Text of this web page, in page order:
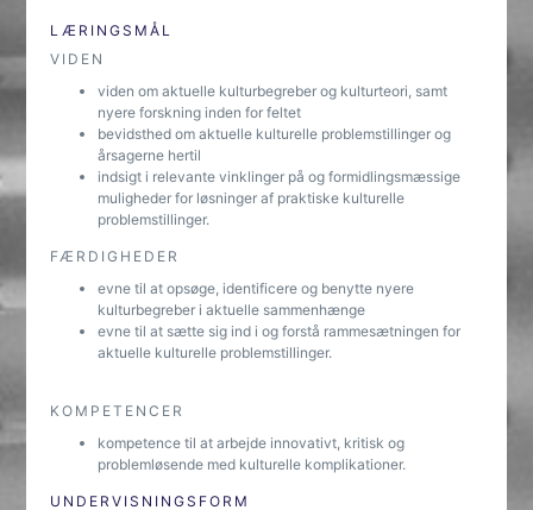
LÆRINGSMÅL
VIDEN
viden om aktuelle kulturbegreber og kulturteori, samt
nyere forskning inden for feltet
bevidsthed om aktuelle kulturelle problemstillinger og
årsagerne hertil
indsigt i relevante vinklinger på og formidlingsmæssige
muligheder for løsninger af praktiske kulturelle
problemstillinger.
FÆRDIGHEDER
evne til at opsøge, identificere og benytte nyere
kulturbegreber i aktuelle sammenhænge
evne til at sætte sig ind i og forstå rammesætningen for
aktuelle kulturelle problemstillinger.
KOMPETENCER
kompetence til at arbejde innovativt, kritisk og
problemløsende med kulturelle komplikationer.
UNDERVISNINGSFORM